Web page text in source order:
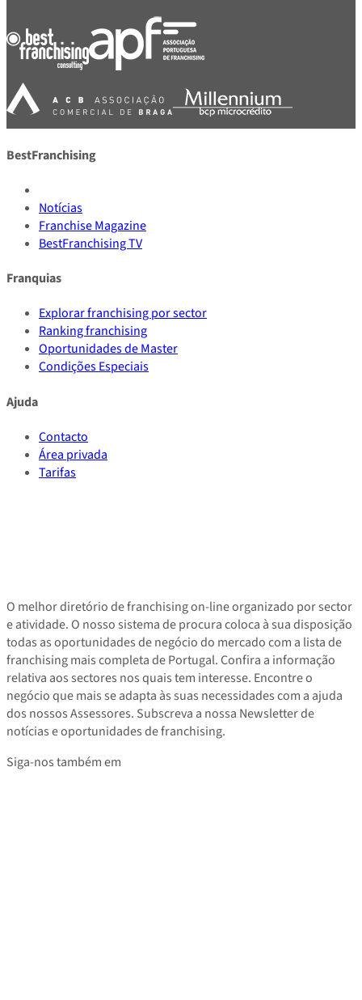
BestFranchising
Notícias
Franchise Magazine
BestFranchising TV
Franquias
Explorar franchising por sector
Ranking franchising
Oportunidades de Master
Condições Especiais
Ajuda
Contacto
Área privada
Tarifas
O melhor diretório de franchising on-line organizado por sector
e atividade. O nosso sistema de procura coloca à sua disposição
todas as oportunidades de negócio do mercado com a lista de
franchising mais completa de Portugal. Confira a informação
relativa aos sectores nos quais tem interesse. Encontre o
negócio que mais se adapta às suas necessidades com a ajuda
dos nossos Assessores. Subscreva a nossa Newsletter de
notícias e oportunidades de franchising.
Siga-nos também em